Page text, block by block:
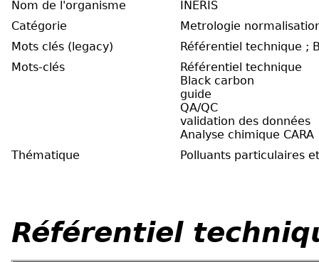
Nom de l'organisme
INERIS
Catégorie
Metrologie
Mots clés (legacy)
Référentiel technique ;
Mots-clés
Référentiel technique
Black carbon
guide
QA/QC
validation des données
Analyse chimique CARA
Thématique
Polluants particulaires
Référentiel